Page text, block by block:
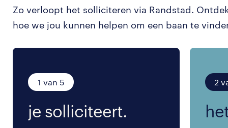
Zo verloopt het solliciteren via Randstad.
hoe we jou kunnen helpen om een baan te
1 van 5
je solliciteert.
2